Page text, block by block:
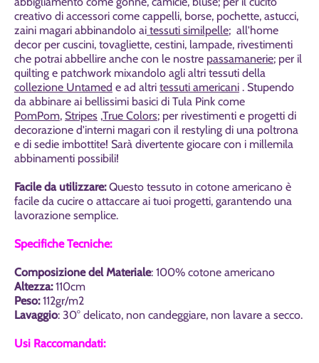
creativo di accessori come cappelli, borse, pochette, astucci,
zaini magari abbinandolo ai tessuti similpelle; all'home
decor per cuscini, tovagliette, cestini, lampade, rivestimenti
che potrai abbellire anche con le nostre passamanerie; per il
quilting e patchwork mixandolo agli altri tessuti della
collezione Untamed e ad altri tessuti americani . Stupendo
da abbinare ai bellissimi basici di Tula Pink come
PomPom, Stripes ,True Colors; per rivestimenti e progetti di
decorazione d'interni magari con il restyling di una poltrona
e di sedie imbottite! Sarà divertente giocare con i millemila
abbinamenti possibili!
Facile da utilizzare:Questo tessuto in cotone americano è
facile da cucire o attaccare ai tuoi progetti, garantendo una
lavorazione semplice.
Specifiche Tecniche:
Composizione del Materiale: 100% cotone americano
Altezza:110cm
Peso:112gr/m2
Lavaggio: 30° delicato, non candeggiare, non lavare a secco.
Usi Raccomandati: